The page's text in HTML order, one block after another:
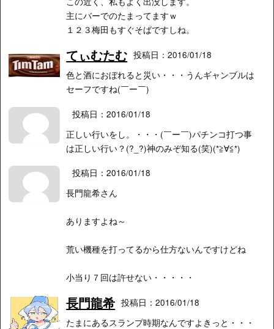
主にバーでのたまってますｗ
１２３梅田もすぐそばですしね。
てぃむたむ 投稿日：2016/01/18
色と酒におぼれると災い・・・うんギャンブルは
セーフですね(￣ー￣)
投稿日：2016/01/18
正しい行いをし。・・・(￣ー￣)パチンコ打つ事
は正しい行い？(?_?)神のみぞ知る(笑)(*≧∀≦*)
投稿日：2016/01/18
長門龍希さん
ありますよね～
荒い機種を打ってるから仕方ないんですけどね
小当り７回は許せない・・・・・
長門龍希 投稿日：2016/01/18
たまにあるスランプ時期なんですよきっと・・・